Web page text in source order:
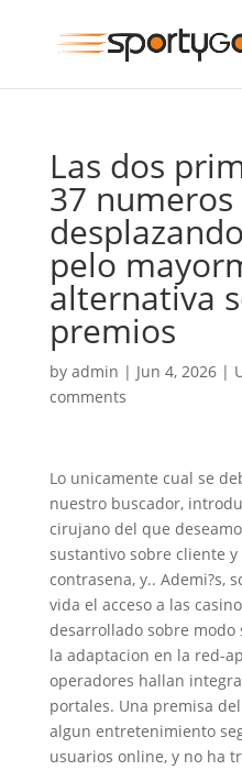
Las dos
37 numeros
pelo
alternativa
premios
by admin | Jun 4, 2026|
comments
Lo unicamente cual se
nuestro buscador,
cirujano del que
sustantivo sobre cliente
contrasena, y.. Ademi?s,
vida el acceso a las
desarrollado sobre
la adaptacion en la red-
operadores hallan
portales. Una premisa
algun entretenimiento
usuarios online, y no ha